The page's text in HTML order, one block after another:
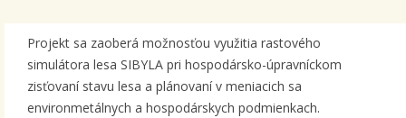
Projekt sa zaoberá možnosťou využitia rastového
simulátora lesa SIBYLA pri hospodársko-úpravníckom
zisťovaní stavu lesa a plánovaní v meniacich sa
environmetálnych a hospodárskych podmienkach.